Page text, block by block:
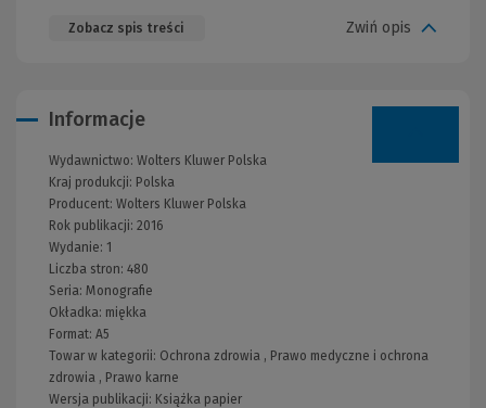
Zobacz spis treści Zwiń opis
Informacje
Wydawnictwo: Wolters Kluwer Polska
Kraj produkcji: Polska
Producent: Wolters Kluwer Polska
Rok publikacji: 2016
Wydanie: 1
Liczba stron: 480
Seria: Monografie
Okładka: miękka
Format: A5
Towar w kategorii: Ochrona zdrowia , Prawo medyczne i ochrona
zdrowia , Prawo karne
Wersja publikacji: Książka papier